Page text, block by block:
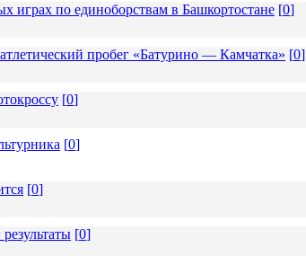
играх по единоборствам в Башкортостане [0]
пробег «Батурино — Камчатка» [0]
[0]
[0]
[0]
[0]